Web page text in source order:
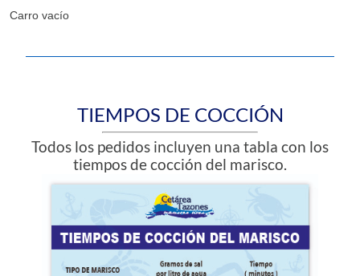
Carro vacío
TIEMPOS DE COCCIÓN
Todos los pedidos incluyen una tabla con los
tiempos de cocción del marisco.